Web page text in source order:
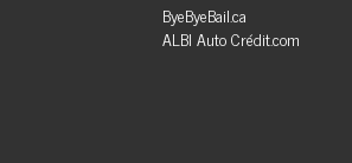
ByeByeBail.ca
ALBI Auto Crédit.com